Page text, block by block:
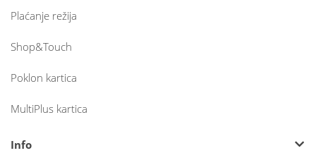
Plaćanje režija
Shop&Touch
Poklon kartica
MultiPlus kartica
Info